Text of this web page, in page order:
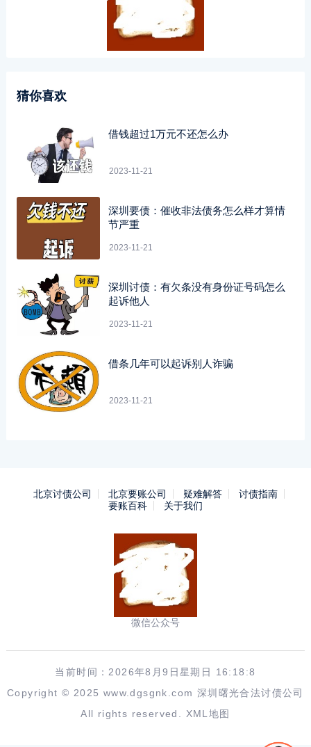
猜你喜欢
借钱超过1万元不还怎么办
2023-11-21
深圳要债：催收非法债务怎么样才算情
节严重
2023-11-21
深圳讨债：有欠条没有身份证号码怎么
起诉他人
2023-11-21
借条几年可以起诉别人诈骗
2023-11-21
北京讨债公司 北京要账公司 疑难解答
讨债指南
要账百科
关于我们
微信公众号
当前时间：2026年8月9日星期日 16:18:9
Copyright © 2025 www.dgsgnk.com 深圳曙光合法讨债公司
All rights reserved. XML地图